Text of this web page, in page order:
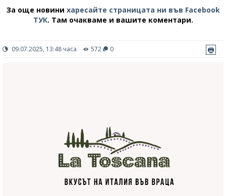
За още новини харесайте страницата ни във Facebook
ТУК. Там очакваме и вашите коментари.
09.07.2025, 13:48 часа 572 0